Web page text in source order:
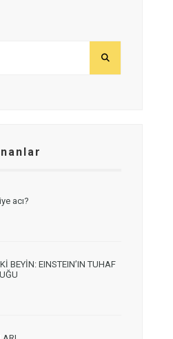
acı?
BEYİN: EINSTEIN’IN TUHAF